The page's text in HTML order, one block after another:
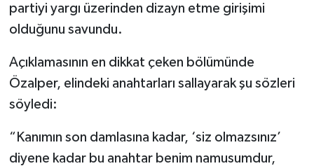
partiyi yargı üzerinden dizayn etme girişimi
olduğunu savundu.
Açıklamasının en dikkat çeken bölümünde
Özalper, elindeki anahtarları sallayarak şu sözleri
söyledi:
“Kanımın son damlasına kadar, ‘siz olmazsınız’
diyene kadar bu anahtar benim namusumdur,